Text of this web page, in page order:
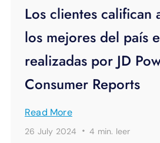
Los clientes califican
los mejores del país
realizadas por JD
Consumer Reports
Read More
26 July 2024 ·4 min. leer